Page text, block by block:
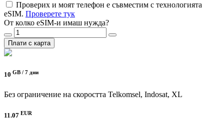
Проверих и моят телефон е съвместим с технологията
eSIM. Проверете тук
От колко eSIM-и имаш нужда?
Плати с карта
10 GB / 7 дни
Без ограничение на скоростта Telkomsel, Indosat, XL
11.07 EUR